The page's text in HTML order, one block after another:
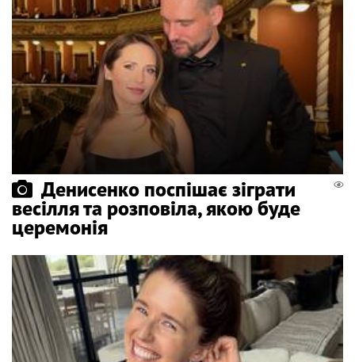
Денисенко поспішає зіграти
весілля та розповіла, якою буде
церемонія